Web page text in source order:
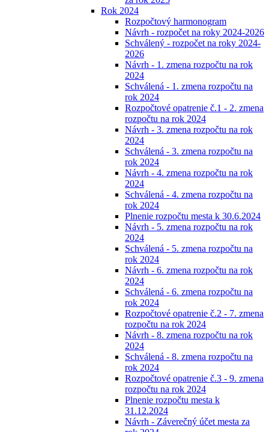
Rok 2024
Rozpočtový harmonogram
Návrh - rozpočet na roky 2024-2026
Schválený - rozpočet na roky 2024-
2026
Návrh - 1. zmena rozpočtu na rok
2024
Schválená - 1. zmena rozpočtu na
rok 2024
Rozpočtové opatrenie č.1 - 2. zmena
rozpočtu na rok 2024
Návrh - 3. zmena rozpočtu na rok
2024
Schválená - 3. zmena rozpočtu na
rok 2024
Návrh - 4. zmena rozpočtu na rok
2024
Schválená - 4. zmena rozpočtu na
rok 2024
Plnenie rozpočtu mesta k 30.6.2024
Návrh - 5. zmena rozpočtu na rok
2024
Schválená - 5. zmena rozpočtu na
rok 2024
Návrh - 6. zmena rozpočtu na rok
2024
Schválená - 6. zmena rozpočtu na
rok 2024
Rozpočtové opatrenie č.2 - 7. zmena
rozpočtu na rok 2024
Návrh - 8. zmena rozpočtu na rok
2024
Schválená - 8. zmena rozpočtu na
rok 2024
Rozpočtové opatrenie č.3 - 9. zmena
rozpočtu na rok 2024
Plnenie rozpočtu mesta k
31.12.2024
Návrh - Záverečný účet mesta za